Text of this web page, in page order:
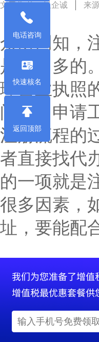
电话咨询
快速核名
返回顶部
文章作者： 星企诚 来
众所周知，
是相当多的
理营业执照
问题，申请
注册流程的
者直接找代
的一项就是
很多因素，
址，要能配